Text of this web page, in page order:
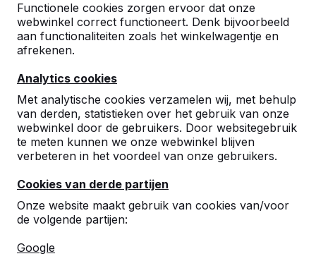
Functionele cookies zorgen ervoor dat onze
webwinkel correct functioneert. Denk bijvoorbeeld
aan functionaliteiten zoals het winkelwagentje en
afrekenen.
Analytics cookies
Met analytische cookies verzamelen wij, met behulp
van derden, statistieken over het gebruik van onze
webwinkel door de gebruikers. Door websitegebruik
te meten kunnen we onze webwinkel blijven
verbeteren in het voordeel van onze gebruikers.
Cookies van derde partijen
Onze website maakt gebruik van cookies van/voor
de volgende partijen:
Google
Product is vandaag geleverd en ziet er degelijk
en netjes uit
M. van den Berg
04-06-2025
Na bestelling zeer vlot en netjes op locatie
afgeleverd, wij kunnen nu gaan plaatsen op
de definitieve locatie waar de vrachtwagen
J.P. den Uijl